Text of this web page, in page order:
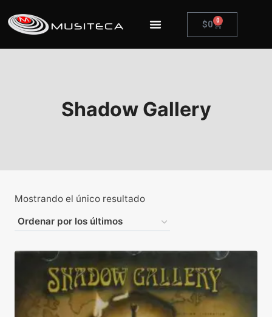
$0 0
Shadow Gallery
Mostrando el único resultado